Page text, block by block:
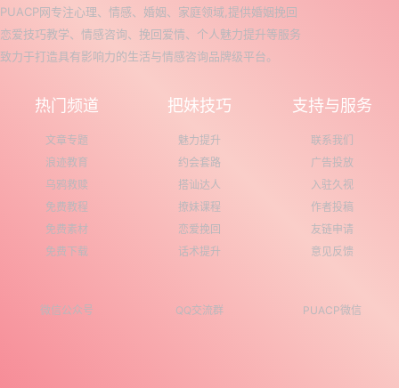
PUACP网专注心理、情感、婚姻、家庭领域,提供婚姻挽回
恋爱技巧教学、情感咨询、挽回爱情、个人魅力提升等服务
致力于打造具有影响力的生活与情感咨询品牌级平台。
热门频道
文章专题
浪迹教育
乌鸦救赎
免费教程
免费素材
免费下载
把妹技巧
魅力提升
约会套路
搭讪达人
撩妹课程
恋爱挽回
话术提升
支持与服务
联系我们
广告投放
入驻久视
作者投稿
友链申请
意见反馈
微信公众号 QQ交流群 PUACP微信